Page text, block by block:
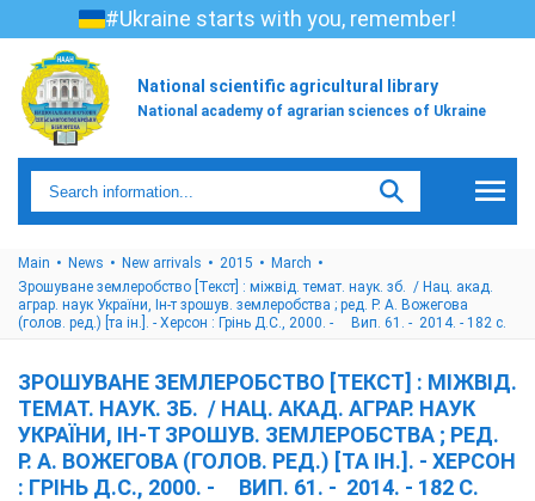
#Ukraine starts with you, remember!
National scientific agricultural library
National academy of agrarian sciences of Ukraine
Main News New arrivals 2015
March
Зрошуване землеробство [Текст] : міжвід. темат. наук. зб. / Нац. акад.
аграр. наук України, Ін-т зрошув. землеробства ; ред. Р. А. Вожегова
(голов. ред.) [та ін.]. - Херсон : Грінь Д.С., 2000. - Вип. 61. - 2014. - 182 с.
ЗРОШУВАНЕ ЗЕМЛЕРОБСТВО [ТЕКСТ] : МІЖВІД.
ТЕМАТ. НАУК. ЗБ. / НАЦ. АКАД. АГРАР. НАУК
УКРАЇНИ, ІН-Т ЗРОШУВ. ЗЕМЛЕРОБСТВА ; РЕД.
Р. А. ВОЖЕГОВА (ГОЛОВ. РЕД.) [ТА ІН.]. - ХЕРСОН
: ГРІНЬ Д.С., 2000. - ВИП. 61. - 2014. - 182 С.